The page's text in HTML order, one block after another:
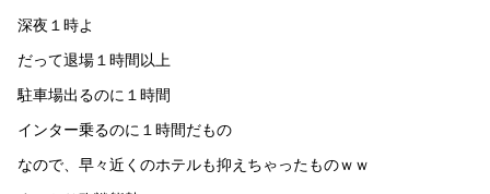
深夜１時よ
だって退場１時間以上
駐車場出るのに１時間
インター乗るのに１時間だもの
なので、早々近くのホテルも抑えちゃったものｗｗ